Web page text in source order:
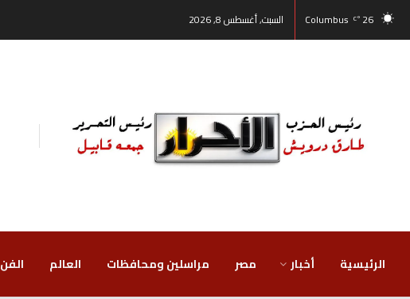
26
°C
Columbus السبت, أغسطس 8, 2026
الرئيسية أخبار مصر ‏مراسلين ومحافظات ‏العالم الفن